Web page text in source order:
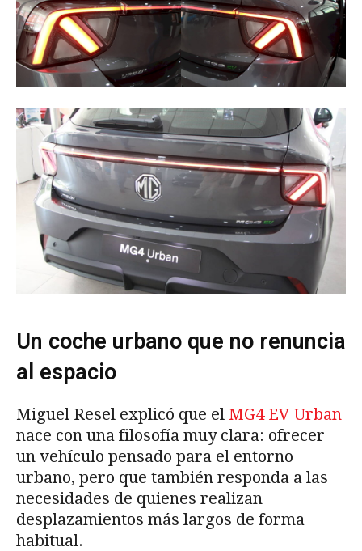
Un coche urbano que no renuncia
al espacio
Miguel Resel explicó que el MG4 EV Urban
nace con una filosofía muy clara: ofrecer
un vehículo pensado para el entorno
urbano, pero que también responda a las
necesidades de quienes realizan
desplazamientos más largos de forma
habitual.